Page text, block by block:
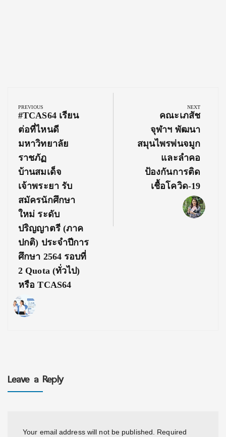
navigation
PREVIOUS
Previous
Post:
#TCAS64 เรียน
ต่อที่ไหนดี
มหาวิทยาลัย
ราชภัฏ
บ้านสมเด็จ
เจ้าพระยา รับ
สมัครนักศึกษา
ใหม่ ระดับ
ปริญญาตรี (ภาค
ปกติ) ประจำปีการ
ศึกษา 2564 รอบที่
2 Quota (ทั่วไป)
หรือ TCAS64
NEXT
Next
Post:
คณะเภสัช
จุฬาฯ พัฒนา
สมุนไพรพ่นจมูก
และลำคอ
ป้องกันการติด
เชื้อโควิด-19
Leave a Reply
Your email address will not be published. Required